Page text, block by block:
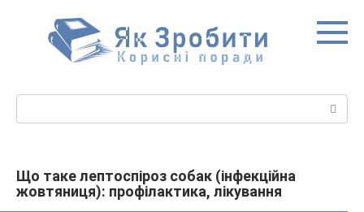
Що таке лептоспіроз собак (інфекційна
жовтяниця): профілактика, лікування